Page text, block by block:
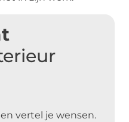
vertel je wensen.